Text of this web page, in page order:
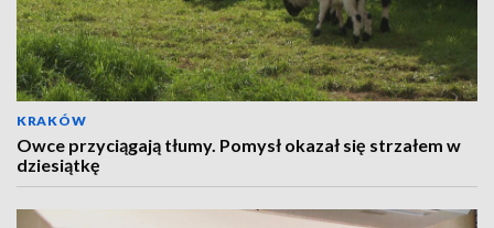
KRAKÓW
Owce przyciągają tłumy. Pomysł okazał się strzałem w
dziesiątkę